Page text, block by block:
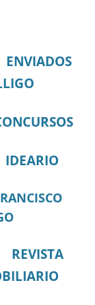
ENVIADOS
IDEARIO
REVISTA